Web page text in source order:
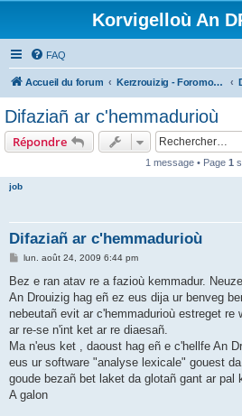
Korvigelloù An
FAQ
Accueil du forum Kerzrouizig - Foromoù An Drouizig
Difaziañ ar c'hemmadurioù
Répondre
1 message • Page 1
job
Difaziañ ar c'hemmadurioù
M
s
a
g
lun. août 24, 2009 6:44 pm
Bez e ran atav re a fazioù kemmadur.
An Drouizig hag eñ ez eus dija ur benveg
nebeutañ evit ar c'hemmadurioù estreget re
ar re-se n'int ket ar re diaesañ.
Ma n'eus ket , daoust hag eñ e c'hellfe An
eus ur software "analyse lexicale" gouest
goude bezañ bet laket da glotañ gant ar pal
A galon